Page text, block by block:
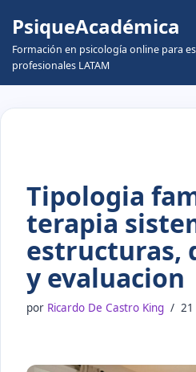
Skip
to
content
PsiqueAcadémica
Formación en psicología online para
profesionales LATAM
Tipologia
terapia
estructuras,
y evaluacion
por Ricardo De Castro King 21